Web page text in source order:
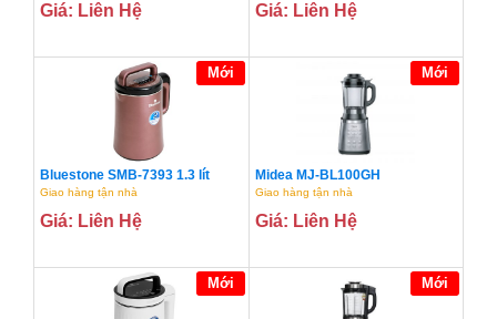
Giá: Liên Hệ Giá: Liên Hệ
Mới
Bluestone SMB-7393 1.3 lít
Giao hàng tận nhà
Giá: Liên Hệ
Mới
Midea MJ-BL100GH
Giao hàng tận nhà
Giá: Liên Hệ
Mới Mới